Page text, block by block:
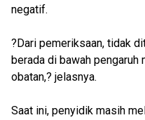
negatif.
?Dari pemeriksaan, tidak
berada di bawah pengaruh
obatan,? jelasnya.
Saat ini, penyidik masih